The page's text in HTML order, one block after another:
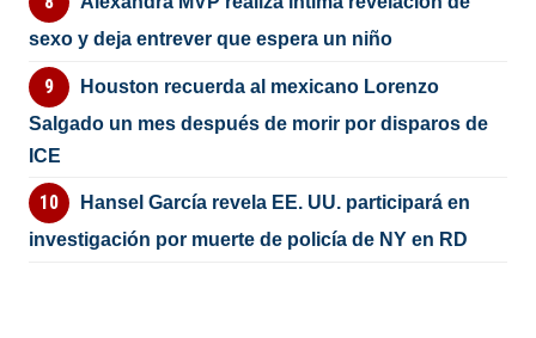
sexo y deja entrever que espera un niño
Houston recuerda al mexicano Lorenzo
Salgado un mes después de morir por disparos de
ICE
Hansel García revela EE. UU. participará en
investigación por muerte de policía de NY en RD